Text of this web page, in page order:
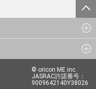
© oricon ME inc.
JASRAC許諾番号：
9009642140Y38026